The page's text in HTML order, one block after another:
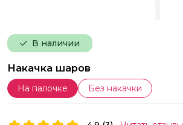
В наличии
Накачка шаров
На палочке Без накачки